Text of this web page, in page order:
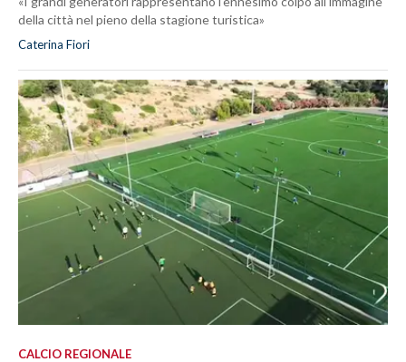
della città nel pieno della stagione turistica»
Caterina Fiori
CALCIO REGIONALE